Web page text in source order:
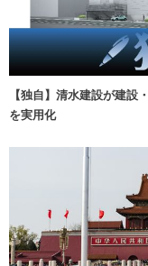
【独自】清水建設が建設
を実用化